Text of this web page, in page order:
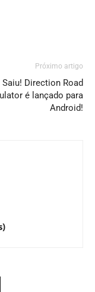
Próximo artigo
Saiu! Direction Road
é lançado para
Android!